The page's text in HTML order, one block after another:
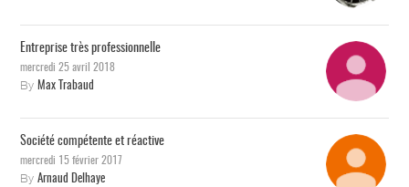
Entreprise très professionnelle
mercredi 25 avril 2018
By Max Trabaud
Société compétente et réactive
mercredi 15 février 2017
By Arnaud Delhaye